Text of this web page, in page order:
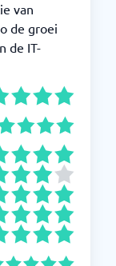
van
de groei
de IT-